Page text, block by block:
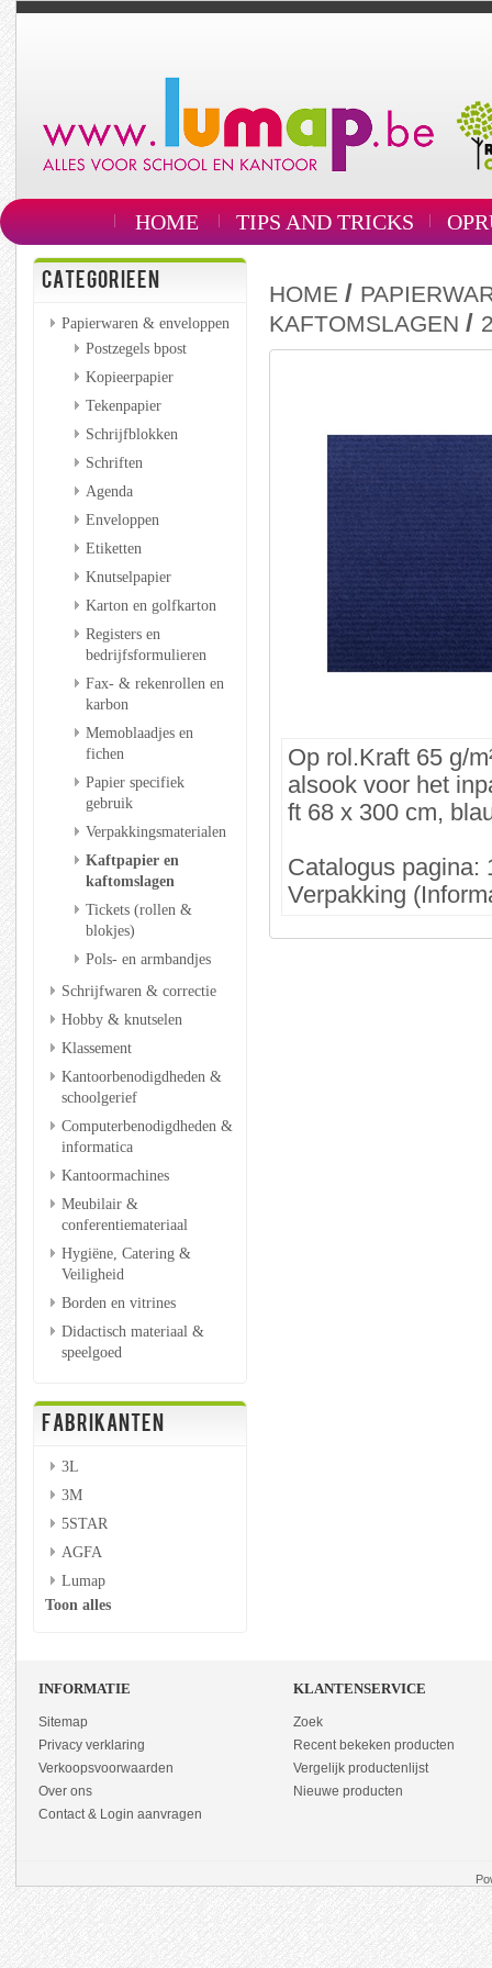
HOME TIPS AND TRICKS
CATEGORIEEN
Papierwaren & enveloppen
Postzegels bpost
Kopieerpapier
Tekenpapier
Schrijfblokken
Schriften
Agenda
Enveloppen
Etiketten
Knutselpapier
Karton en golfkarton
Registers en
bedrijfsformulieren
Fax- & rekenrollen en
karbon
Memoblaadjes en
fichen
Papier specifiek
gebruik
Verpakkingsmaterialen
Kaftpapier en
kaftomslagen
Tickets (rollen &
blokjes)
Pols- en armbandjes
Schrijfwaren & correctie
Hobby & knutselen
Klassement
Kantoorbenodigdheden &
schoolgerief
Computerbenodigdheden &
informatica
Kantoormachines
Meubilair &
conferentiemateriaal
Hygiëne, Catering &
Veiligheid
Borden en vitrines
Didactisch materiaal &
speelgoed
FABRIKANTEN
3L
3M
5STAR
AGFA
Lumap
Toon alles
HOME /
KAFTOMSLAGEN /
Op rol.Kraft 65 g/
alsook voor het
ft 68 x 300 cm,
Catalogus pagina:
Verpakking
INFORMATIE
Sitemap
Privacy verklaring
Verkoopsvoorwaarden
Over ons
Contact & Login aanvragen
KLANTENSERVICE
Zoek
Recent bekeken producten
Vergelijk productenlijst
Nieuwe producten